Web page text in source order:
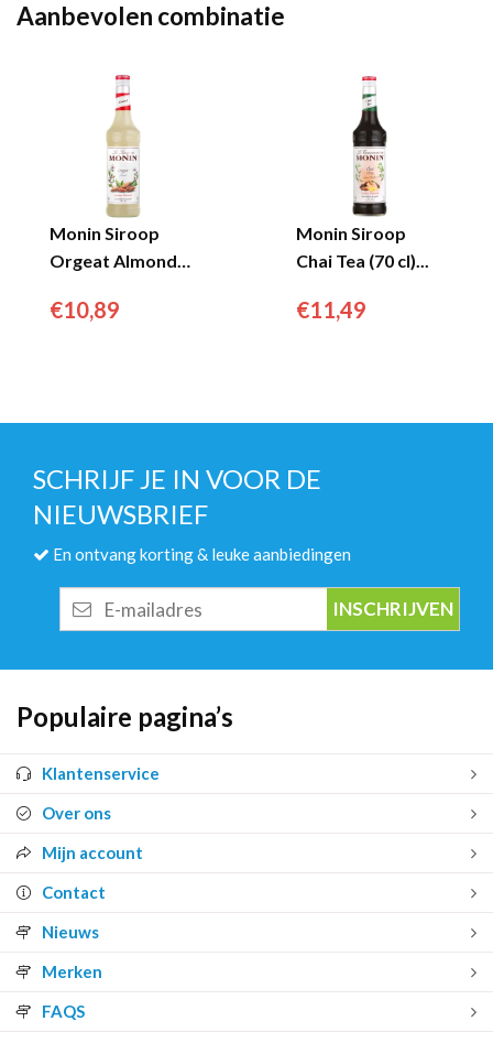
Aanbevolen combinatie
Monin Siroop
Orgeat Almond
€10,89
Monin Siroop
Chai Tea (70 cl)...
€11,49
SCHRIJF JE IN VOOR DE
NIEUWSBRIEF
En ontvang korting & leuke aanbiedingen
mailadres
Populaire pagina’s
Klantenservice
Over ons
Mijn account
Contact
Nieuws
Merken
FAQS